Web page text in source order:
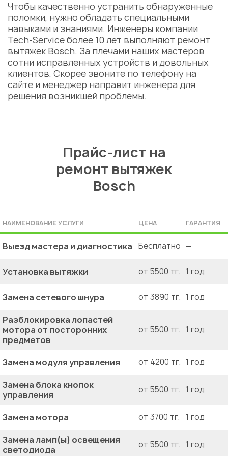
Чтобы качественно устранить обнаруженные
поломки, нужно обладать специальными
навыками и знаниями. Инженеры компании
Tech-Service более 10 лет выполняют ремонт
вытяжек Bosch. За плечами наших мастеров
сотни исправленных устройств и довольных
клиентов. Скорее звоните по телефону на
сайте и менеджер направит инженера для
решения возникшей проблемы.
Прайс-лист на
ремонт вытяжек
Bosch
НАИМЕНОВАНИЕ УСЛУГИ ЦЕНА ГАРАНТИЯ
Выезд мастера и диагностика Бесплатно —
Установка вытяжки от 5500 тг. 1 год
Замена сетевого шнура от 3890 тг. 1 год
Разблокировка лопастей
мотора от посторонних
предметов
от 5500 тг. 1 год
Замена модуля управления от 4200 тг. 1 год
Замена блока кнопок
управления
от 5500 тг. 1 год
Замена мотора от 3700 тг. 1 год
Замена ламп(ы) освещения
светодиода
от 5500 тг. 1 год